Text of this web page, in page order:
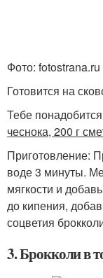
Фото: fotostrana.ru
Готовится на
Тебе
чеснока, 200 г
Приготовление:
воде 3 минуты.
мягкости и
до кипения,
соцветия
3. Брокколи в